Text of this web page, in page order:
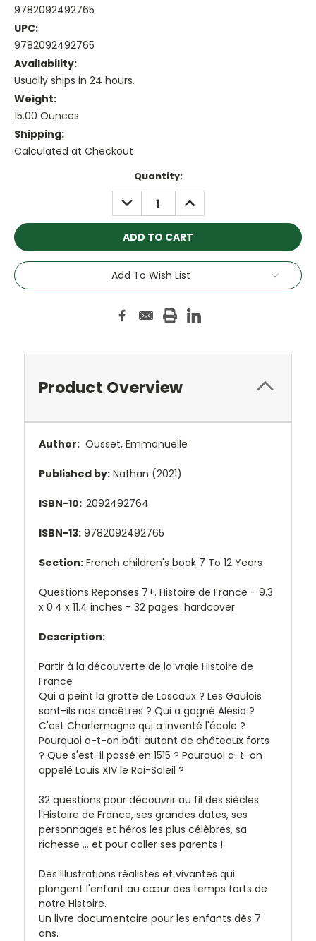
9782092492765
UPC:
9782092492765
Availability:
Usually ships in 24 hours.
Weight:
15.00 Ounces
Shipping:
Calculated at Checkout
Quantity:
DECREASE
QUANTITY:
INCREASE
QUANTITY:
Add To Wish List
Product Overview
Author: Ousset, Emmanuelle
Published by: Nathan (2021)
ISBN-10: 2092492764
ISBN-13: 9782092492765
Section: French children's book 7 To 12 Years
Questions Reponses 7+. Histoire de France - 9.3
x 0.4 x 11.4 inches - 32 pages hardcover
Description:
Partir à la découverte de la vraie Histoire de
France
Qui a peint la grotte de Lascaux ? Les Gaulois
sont-ils nos ancêtres ? Qui a gagné Alésia ?
C'est Charlemagne qui a inventé l'école ?
Pourquoi a-t-on bâti autant de châteaux forts
? Que s'est-il passé en 1515 ? Pourquoi a-t-on
appelé Louis XIV le Roi-Soleil ?
32 questions pour découvrir au fil des siècles
l'Histoire de France, ses grandes dates, ses
personnages et héros les plus célèbres, sa
richesse ... et pour coller ses parents !
Des illustrations réalistes et vivantes qui
plongent l'enfant au cœur des temps forts de
notre Histoire.
Un livre documentaire pour les enfants dès 7
ans.